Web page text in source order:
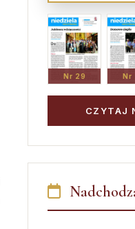
Nr 29 Nr
CZYTAJ